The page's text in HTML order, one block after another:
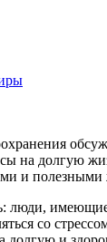
на долгую
и
люди,
со